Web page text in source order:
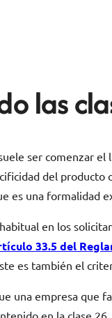
las
ser comenzar
del
es una formalidad
en los
33.5 del
es también el
una empresa que